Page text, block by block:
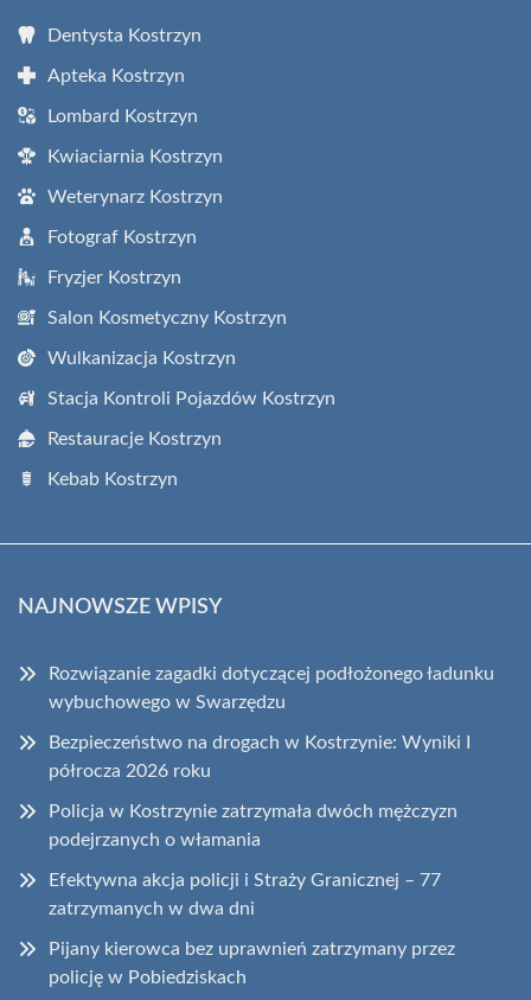
Dentysta Kostrzyn
Apteka Kostrzyn
Lombard Kostrzyn
Kwiaciarnia Kostrzyn
Weterynarz Kostrzyn
Fotograf Kostrzyn
Fryzjer Kostrzyn
Salon Kosmetyczny Kostrzyn
Wulkanizacja Kostrzyn
Stacja Kontroli Pojazdów Kostrzyn
Restauracje Kostrzyn
Kebab Kostrzyn
NAJNOWSZE WPISY
Rozwiązanie zagadki dotyczącej podłożonego ładunku
wybuchowego w Swarzędzu
Bezpieczeństwo na drogach w Kostrzynie: Wyniki I
półrocza 2026 roku
Policja w Kostrzynie zatrzymała dwóch mężczyzn
podejrzanych o włamania
Efektywna akcja policji i Straży Granicznej – 77
zatrzymanych w dwa dni
Pijany kierowca bez uprawnień zatrzymany przez
policję w Pobiedziskach